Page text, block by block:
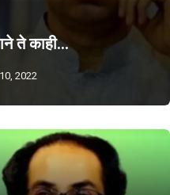
ते काही…
2022